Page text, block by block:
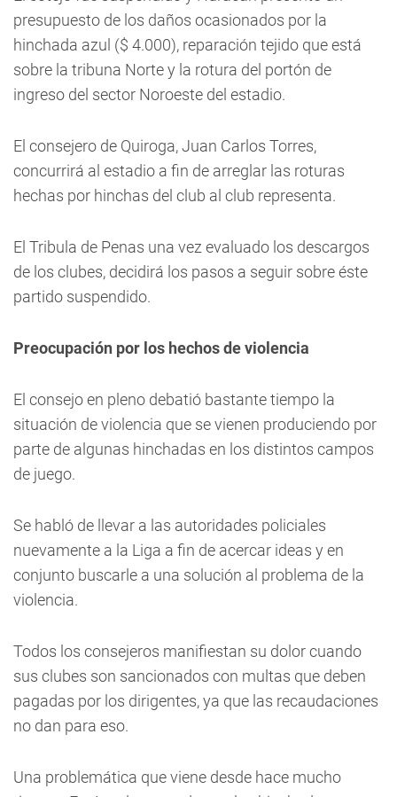
presupuesto de los daños ocasionados por la
hinchada azul ($ 4.000), reparación tejido que está
sobre la tribuna Norte y la rotura del portón de
ingreso del sector Noroeste del estadio.
El consejero de Quiroga, Juan Carlos Torres,
concurrirá al estadio a fin de arreglar las roturas
hechas por hinchas del club al club representa.
El Tribula de Penas una vez evaluado los descargos
de los clubes, decidirá los pasos a seguir sobre éste
partido suspendido.
Preocupación por los hechos de violencia
El consejo en pleno debatió bastante tiempo la
situación de violencia que se vienen produciendo por
parte de algunas hinchadas en los distintos campos
de juego.
Se habló de llevar a las autoridades policiales
nuevamente a la Liga a fin de acercar ideas y en
conjunto buscarle a una solución al problema de la
violencia.
Todos los consejeros manifiestan su dolor cuando
sus clubes son sancionados con multas que deben
pagadas por los dirigentes, ya que las recaudaciones
no dan para eso.
Una problemática que viene desde hace mucho